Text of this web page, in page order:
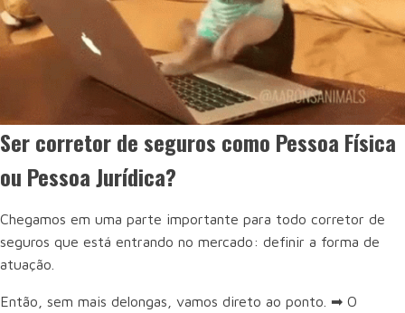
Ser corretor de seguros como Pessoa Física
ou Pessoa Jurídica?
Chegamos em uma parte importante para todo corretor de
seguros que está entrando no mercado: definir a forma de
atuação.
Então, sem mais delongas, vamos direto ao ponto. ➡ O